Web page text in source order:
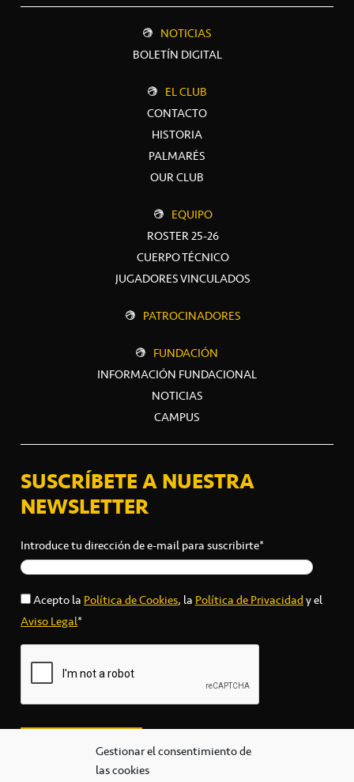
Gestionar el consentimiento de
las cookies
NOTICIAS
BOLETÍN DIGITAL
EL CLUB
CONTACTO
HISTORIA
PALMARÉS
OUR CLUB
EQUIPO
ROSTER 25-26
CUERPO TÉCNICO
JUGADORES VINCULADOS
PATROCINADORES
FUNDACIÓN
INFORMACIÓN FUNDACIONAL
NOTICIAS
CAMPUS
SUSCRÍBETE A NUESTRA
NEWSLETTER
Introduce tu dirección de e-mail para suscribirte*
Acepto laPolítica de Cookies, laPolítica de Privacidady el
Aviso Legal*